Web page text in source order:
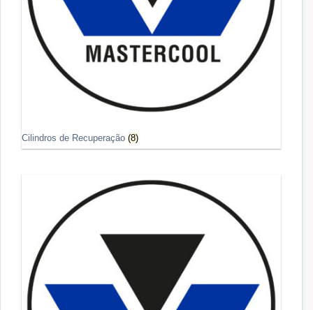
Cilindros de Recuperação (8)